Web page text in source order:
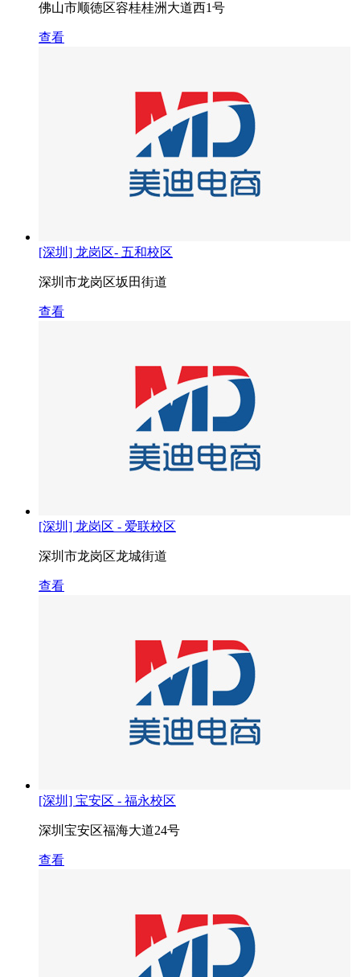
佛山市顺徳区容桂桂洲大道西1号
查看
[深圳] 龙岗区- 五和校区
深圳市龙岗区坂田街道
查看
[深圳] 龙岗区 - 爱联校区
深圳市龙岗区龙城街道
查看
[深圳] 宝安区 - 福永校区
深圳宝安区福海大道24号
查看